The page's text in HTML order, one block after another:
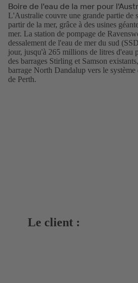
Boire de l'eau de la mer pour
L'Australie couvre une grande partie de
partir de la mer, grâce à des usines
mer. La station de pompage de
dessalement de l'eau de mer du sud
jour, jusqu'à 265 millions de litres d'eau
des barrages Stirling et Samson
barrage North Dandalup vers le
de Perth.
Le client :